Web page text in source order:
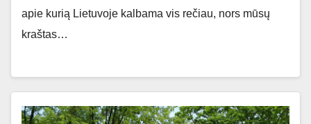
apie kurią Lietuvoje kalbama vis rečiau, nors mūsų
kraštas…